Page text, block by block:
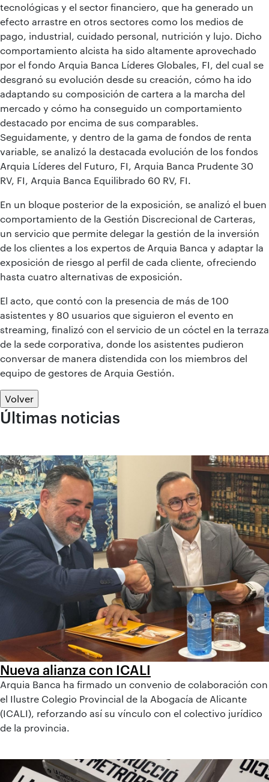
tecnológicas y el sector financiero, que ha generado un
efecto arrastre en otros sectores como los medios de
pago, industrial, cuidado personal, nutrición y lujo. Dicho
comportamiento alcista ha sido altamente aprovechado
por el fondo Arquia Banca Líderes Globales, FI, del cual se
desgranó su evolución desde su creación, cómo ha ido
adaptando su composición de cartera a la marcha del
mercado y cómo ha conseguido un comportamiento
destacado por encima de sus comparables.
Seguidamente, y dentro de la gama de fondos de renta
variable, se analizó la destacada evolución de los fondos
Arquia Líderes del Futuro, FI, Arquia Banca Prudente 30
RV, FI, Arquia Banca Equilibrado 60 RV, FI.
En un bloque posterior de la exposición, se analizó el buen
comportamiento de la Gestión Discrecional de Carteras,
un servicio que permite delegar la gestión de la inversión
de los clientes a los expertos de Arquia Banca y adaptar la
exposición de riesgo al perfil de cada cliente, ofreciendo
hasta cuatro alternativas de exposición.
El acto, que contó con la presencia de más de 100
asistentes y 80 usuarios que siguieron el evento en
streaming, finalizó con el servicio de un cóctel en la terraza
de la sede corporativa, donde los asistentes pudieron
conversar de manera distendida con los miembros del
equipo de gestores de Arquia Gestión.
Volver
Últimas noticias
Nueva alianza con ICALI
Arquia Banca ha firmado un convenio de colaboración con
el Ilustre Colegio Provincial de la Abogacía de Alicante
(ICALI), reforzando así su vínculo con el colectivo jurídico
de la provincia.